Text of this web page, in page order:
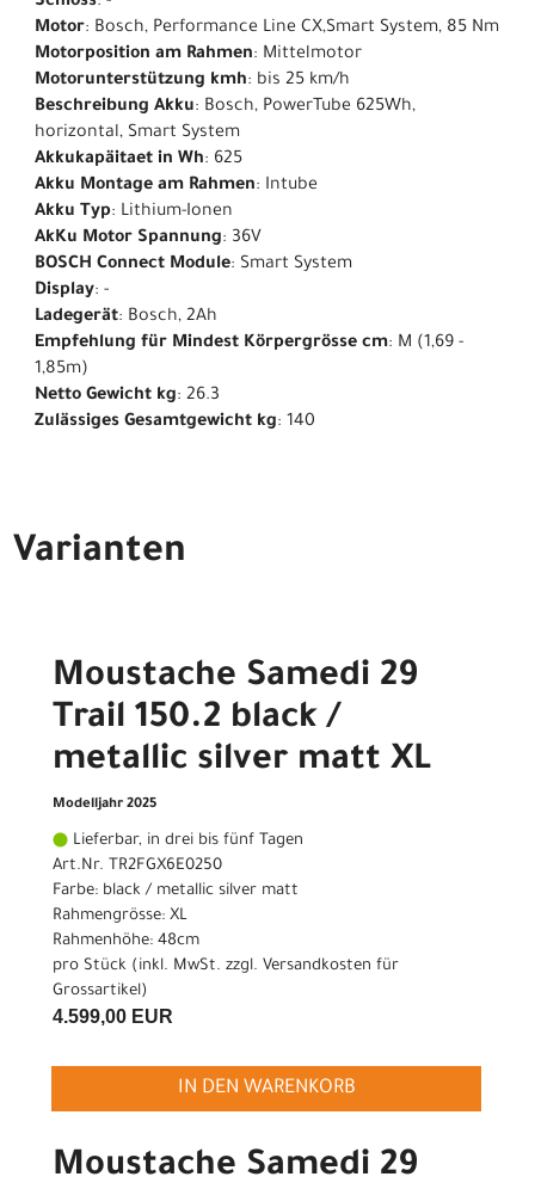
Motor: Bosch, Performance Line CX,Smart System, 85 Nm
Motorposition am Rahmen: Mittelmotor
Motorunterstützung kmh: bis 25 km/h
Beschreibung Akku: Bosch, PowerTube 625Wh,
horizontal, Smart System
Akkukapäitaet in Wh: 625
Akku Montage am Rahmen: Intube
Akku Typ: Lithium-Ionen
AkKu Motor Spannung: 36V
BOSCH Connect Module: Smart System
Display: -
Ladegerät: Bosch, 2Ah
Empfehlung für Mindest Körpergrösse cm: M (1,69 -
1,85m)
Netto Gewicht kg: 26.3
Zulässiges Gesamtgewicht kg: 140
Varianten
Moustache Samedi 29
Trail 150.2 black /
metallic silver matt XL
Modelljahr 2025
Lieferbar, in drei bis fünf Tagen
Art.Nr. TR2FGX6E0250
Farbe: black / metallic silver matt
Rahmengrösse: XL
Rahmenhöhe: 48cm
pro Stück (inkl. MwSt. zzgl. Versandkosten für
Grossartikel)
4.599,00 EUR
IN DEN WARENKORB
Moustache Samedi 29